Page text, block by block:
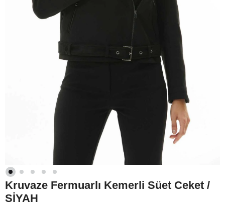
Kruvaze Fermuarlı Kemerli Süet Ceket /
SİYAH